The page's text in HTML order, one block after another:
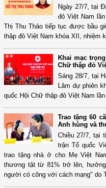
Ngày 27/7, tại
đỏ Việt Nam
Thị Thu Thảo tiếp tục được bầu
thập đỏ Việt Nam khóa XII, nhiệm
Khai mạc
Chữ thập đỏ
Sáng 28/7, tại
Lâm dự phiên
quốc Hội Chữ thập đỏ Việt Nam
Trao tặng 60
Anh hùng và
Chiều 27/7, tại
trận Tổ quốc
trao tặng nhà ở cho Mẹ Việt
thương tật từ 81% trở lên,
người có công với cách mạng" do